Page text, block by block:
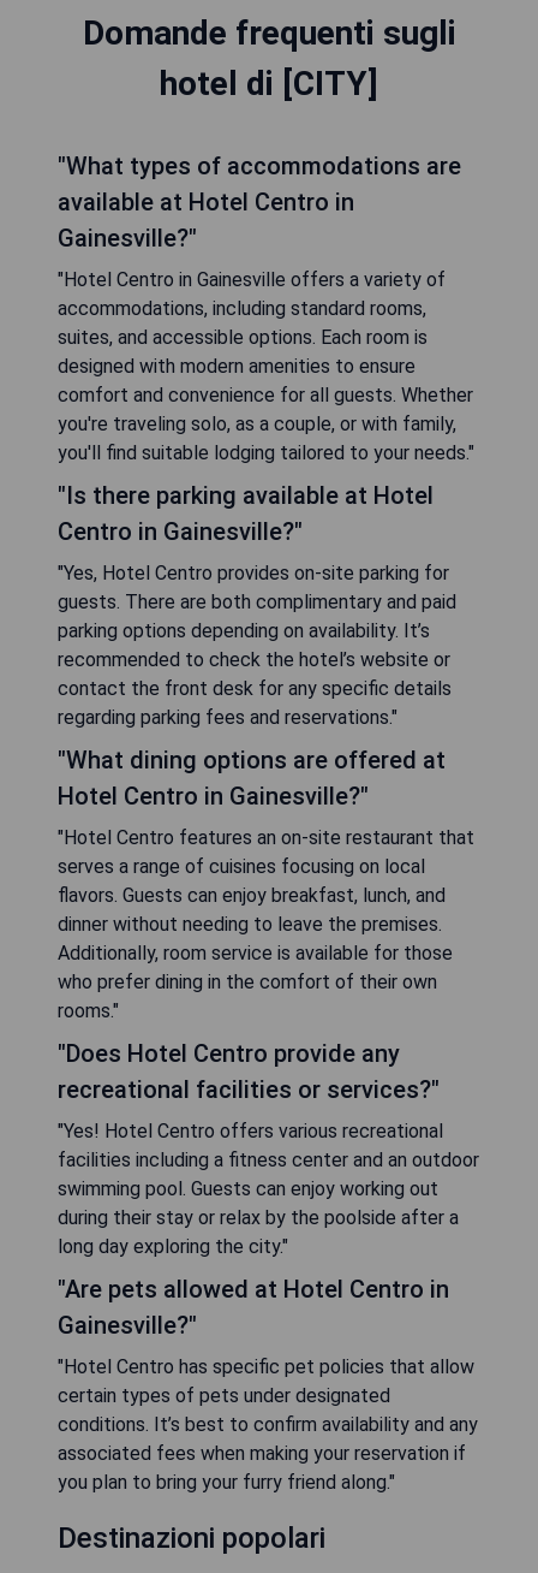
Domande frequenti sugli
hotel di [CITY]
"What types of accommodations are
available at Hotel Centro in
Gainesville?"
"Hotel Centro in Gainesville offers a variety of
accommodations, including standard rooms,
suites, and accessible options. Each room is
designed with modern amenities to ensure
comfort and convenience for all guests. Whether
you're traveling solo, as a couple, or with family,
you'll find suitable lodging tailored to your needs."
"Is there parking available at Hotel
Centro in Gainesville?"
"Yes, Hotel Centro provides on-site parking for
guests. There are both complimentary and paid
parking options depending on availability. It’s
recommended to check the hotel’s website or
contact the front desk for any specific details
regarding parking fees and reservations."
"What dining options are offered at
Hotel Centro in Gainesville?"
"Hotel Centro features an on-site restaurant that
serves a range of cuisines focusing on local
flavors. Guests can enjoy breakfast, lunch, and
dinner without needing to leave the premises.
Additionally, room service is available for those
who prefer dining in the comfort of their own
rooms."
"Does Hotel Centro provide any
recreational facilities or services?"
"Yes! Hotel Centro offers various recreational
facilities including a fitness center and an outdoor
swimming pool. Guests can enjoy working out
during their stay or relax by the poolside after a
long day exploring the city."
"Are pets allowed at Hotel Centro in
Gainesville?"
"Hotel Centro has specific pet policies that allow
certain types of pets under designated
conditions. It’s best to confirm availability and any
associated fees when making your reservation if
you plan to bring your furry friend along."
Destinazioni popolari